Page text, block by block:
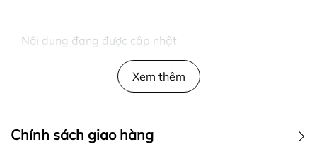
Nội dung đang được cập nhật
Xem thêm
Chính sách giao hàng